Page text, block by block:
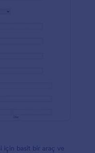
için basit bir araç ve